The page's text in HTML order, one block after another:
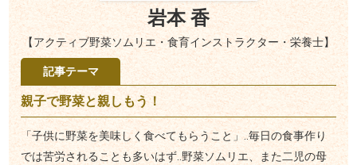
岩本 香
【アクティブ野菜ソムリエ・食育インストラクター・栄養士】
記事テーマ
親子で野菜と親しもう！
「子供に野菜を美味しく食べてもらうこと」‥毎日の食事作り
では苦労されることも多いはず‥野菜ソムリエ、また二児の母